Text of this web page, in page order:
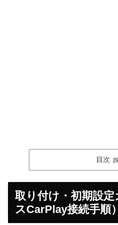
目次
取り付け・初期設
スCarPlay接続手順）